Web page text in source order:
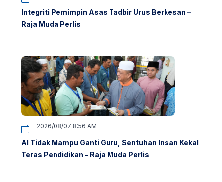
Integriti Pemimpin Asas Tadbir Urus Berkesan –
Raja Muda Perlis
2026/08/07 8:56 AM
AI Tidak Mampu Ganti Guru, Sentuhan Insan Kekal
Teras Pendidikan – Raja Muda Perlis